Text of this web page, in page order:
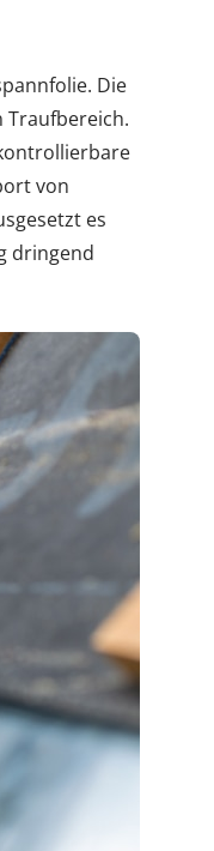
Die
Traufbereich.
von
es
dringend